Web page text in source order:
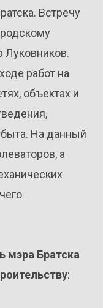
Встречу
Луковников.
работ на
объектах и
На данный
а
мэра Братска
: